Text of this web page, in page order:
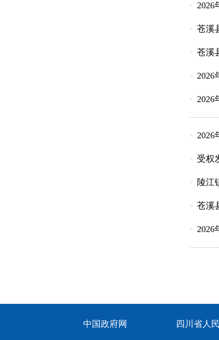
2026
苍溪
苍溪
2026
2026
2026
受权
陵江
苍溪
2026
中国政府网 四川省人